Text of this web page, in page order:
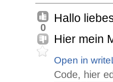
0
Hallo
Hier mein
Open in
Code, hier